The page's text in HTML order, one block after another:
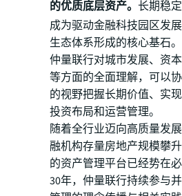
的优质底层资产。 长期稳
成为驱动金融科技园区发
生态体系形成的核心基石。
仲量联行对城市发展、资
等方面的全面理解，可以
的视野把握长期价值、实
投资布局和运营管理。
随着全行业迈向高质量发
融机构存量房地产规模攀
的资产管理平台已经势在
30年，仲量联行持续参与